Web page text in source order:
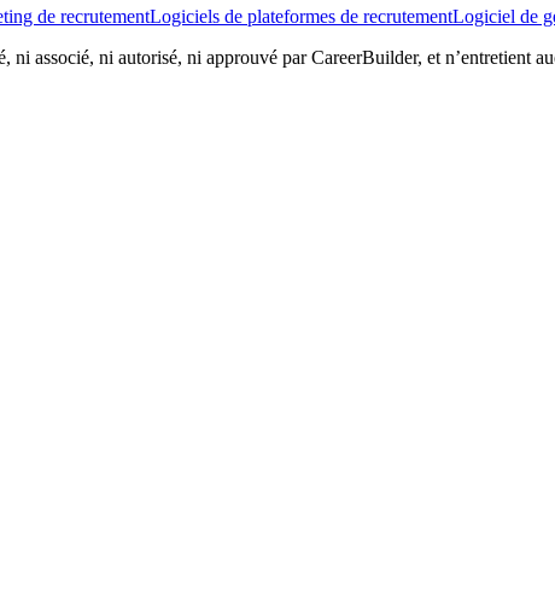
de recrutementLogiciels de plateformes de recrutementLogiciel de
ni associé, ni autorisé, ni approuvé par CareerBuilder, et n’entretient